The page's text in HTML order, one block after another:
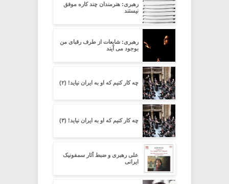
رهبری: هنرمندان چند کاره موفق
نیستند
رهبری: شایعات از طرف رقبای من
بوجود می آیند
چه کار کنیم که او به ایران نیاید! (۲)
چه کار کنیم که او به ایران نیاید! (۳)
علی رهبری و ضبط آثار سمفونیک
ایرانی